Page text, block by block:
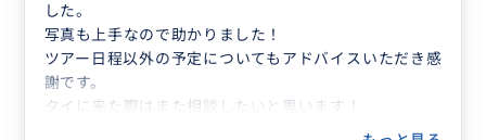
した。
写真も上手なので助かりました！
ツアー日程以外の予定についてもアドバイスいただき感
謝です。
タイに来た際はまた相談したいと思います！